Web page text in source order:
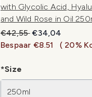
with Glycolic Acid,
and Wild Rose in Oil
Recommended Retail
€42,55Huidige prijs:
€34,04
Bespaar €8.51
( 20%
*Size
250ml